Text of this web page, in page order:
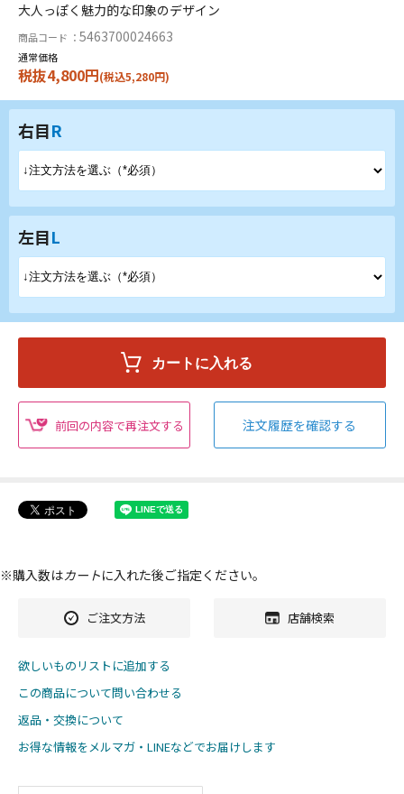
大人っぽく魅力的な印象のデザイン
商品コード ： 5463700024663
通常価格
税抜4,800円(税込5,280円)
右目R
左目L
前回の内容で再注文する 注文履歴を確認する
※購入数はカートに入れた後ご指定ください。
ご注文方法 店舗検索
欲しいものリストに追加する
この商品について問い合わせる
返品・交換について
お得な情報をメルマガ・LINEなどでお届けします